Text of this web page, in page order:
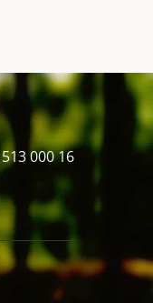
000 16